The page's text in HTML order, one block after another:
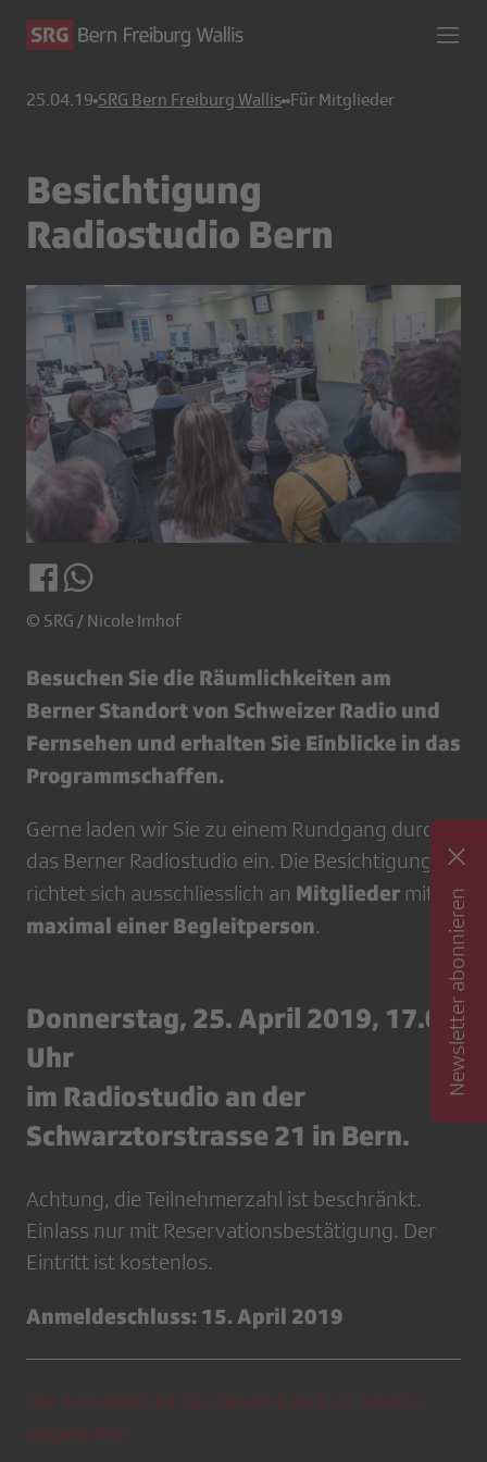
25.04.19 SRG Bern Freiburg Wallis Für Mitglieder
Besichtigung
Radiostudio Bern
© SRG / Nicole Imhof
Besuchen Sie die Räumlichkeiten am
Berner Standort von Schweizer Radio und
Fernsehen und erhalten Sie Einblicke in das
Programmschaffen.
Gerne laden wir Sie zu einem Rundgang durch
das Berner Radiostudio ein. Die Besichtigung
richtet sich ausschliesslich an Mitglieder mit
maximal einer Begleitperson.
Donnerstag, 25. April 2019, 17.00
Uhr
im Radiostudio an der
Schwarztorstrasse 21 in Bern.
Achtung, die Teilnehmerzahl ist beschränkt.
Einlass nur mit Reservationsbestätigung. Der
Eintritt ist kostenlos.
Anmeldeschluss: 15. April 2019
Die Anmeldefrist für diesen Event ist bereits
abgelaufen.
Newsletter abonnieren